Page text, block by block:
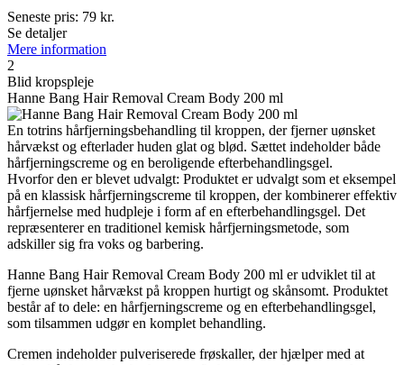
Seneste pris: 79 kr.
Se detaljer
Mere information
2
Blid kropspleje
Hanne Bang Hair Removal Cream Body 200 ml
En totrins hårfjerningsbehandling til kroppen, der fjerner uønsket
hårvækst og efterlader huden glat og blød. Sættet indeholder både
hårfjerningscreme og en beroligende efterbehandlingsgel.
Hvorfor den er blevet udvalgt: Produktet er udvalgt som et eksempel
på en klassisk hårfjerningscreme til kroppen, der kombinerer effektiv
hårfjernelse med hudpleje i form af en efterbehandlingsgel. Det
repræsenterer en traditionel kemisk hårfjerningsmetode, som
adskiller sig fra voks og barbering.
Hanne Bang Hair Removal Cream Body 200 ml er udviklet til at
fjerne uønsket hårvækst på kroppen hurtigt og skånsomt. Produktet
består af to dele: en hårfjerningscreme og en efterbehandlingsgel,
som tilsammen udgør en komplet behandling.
Cremen indeholder pulveriserede frøskaller, der hjælper med at